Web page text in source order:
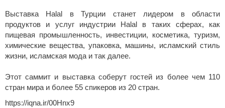
Выставка Halal в Турции станет лидером в области
продуктов и услуг индустрии Halal в таких сферах, как
пищевая промышленность, инвестиции, косметика, туризм,
химические вещества, упаковка, машины, исламский стиль
жизни, исламская мода и так далее.
Этот саммит и выставка соберут гостей из более чем 110
стран мира и более 55 спикеров из 20 стран.
https://iqna.ir/00Hnx9